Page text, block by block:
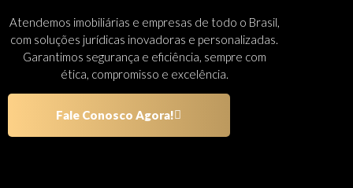
Atendemos imobiliárias e empresas de todo o Brasil,
com soluções jurídicas inovadoras e personalizadas.
Garantimos segurança e eficiência, sempre com
ética, compromisso e excelência.
Fale Conosco Agora!